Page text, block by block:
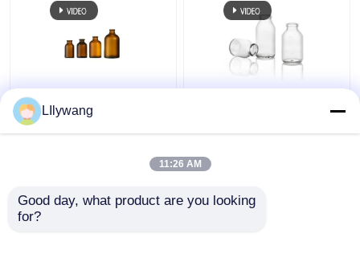
10ml 30ml 100ml 호박
색 유리 시약 병은 항생
5ml-100ml 황처리 성형
LIlywang
11:26 AM
Good day, what product are you looking
for?